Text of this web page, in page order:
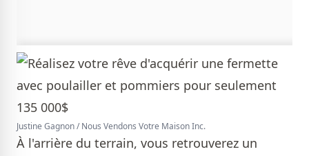
Justine Gagnon / Nous Vendons Votre Maison Inc.
À l'arrière du terrain, vous retrouverez un